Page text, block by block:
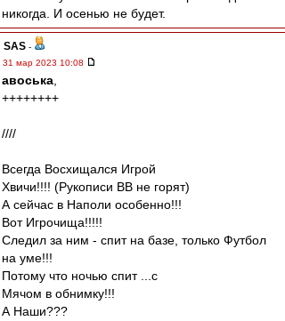
никогда. И осенью не будет.
SAS -
31 мар 2023 10:08
авоська
++++++++
////
Всегда Восхищался Игрой
Хвичи!!!! (Рукописи ВВ не горят)
А сейчас в Наполи особенно!!!
Вот Игрочища!!!!!
Следил за ним - спит на базе, только Футбол
на уме!!!
Потому что ночью спит ...с
Мячом в обнимку!!!
А Наши???